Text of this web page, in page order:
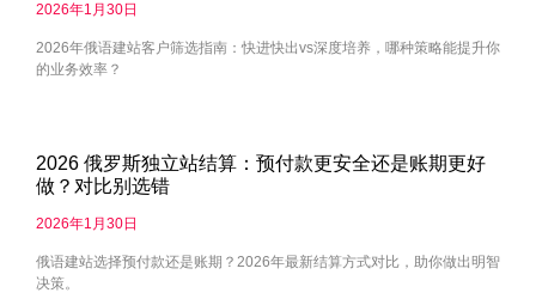
2026年1月30日
2026年俄语建站客户筛选指南：快进快出vs深度培养，哪种策略能提升你
的业务效率？
2026 俄罗斯独立站结算：预付款更安全还是账期更好
做？对比别选错
2026年1月30日
俄语建站选择预付款还是账期？2026年最新结算方式对比，助你做出明智
决策。